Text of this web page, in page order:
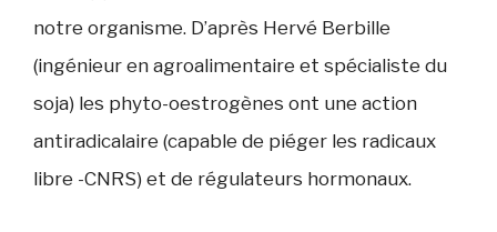
notre organisme. D’après Hervé Berbille
(ingénieur en agroalimentaire et spécialiste du
soja) les phyto-oestrogènes ont une action
antiradicalaire (capable de piéger les radicaux
libre -CNRS) et de régulateurs hormonaux.